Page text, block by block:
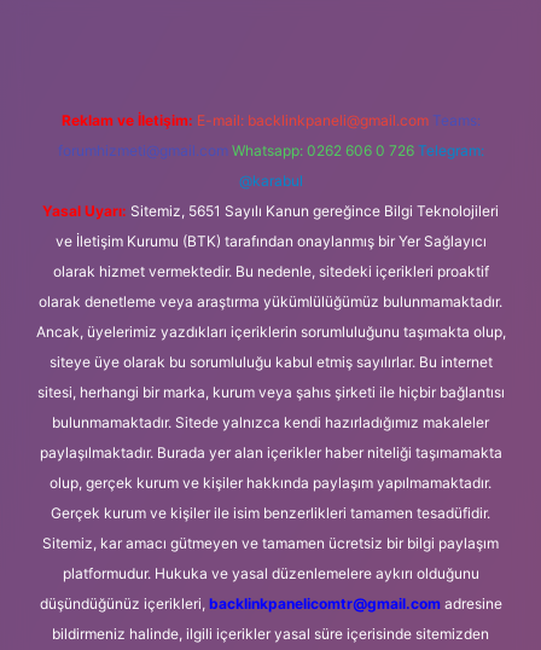
Reklam ve İletişim: E-mail: backlinkpaneli@gmail.com Teams:
forumhizmeti@gmail.com Whatsapp: 0262 606 0 726 Telegram:
@karabul
Yasal Uyarı: Sitemiz, 5651 Sayılı Kanun gereğince Bilgi Teknolojileri
ve İletişim Kurumu (BTK) tarafından onaylanmış bir Yer Sağlayıcı
olarak hizmet vermektedir. Bu nedenle, sitedeki içerikleri proaktif
olarak denetleme veya araştırma yükümlülüğümüz bulunmamaktadır.
Ancak, üyelerimiz yazdıkları içeriklerin sorumluluğunu taşımakta olup,
siteye üye olarak bu sorumluluğu kabul etmiş sayılırlar. Bu internet
sitesi, herhangi bir marka, kurum veya şahıs şirketi ile hiçbir bağlantısı
bulunmamaktadır. Sitede yalnızca kendi hazırladığımız makaleler
paylaşılmaktadır. Burada yer alan içerikler haber niteliği taşımamakta
olup, gerçek kurum ve kişiler hakkında paylaşım yapılmamaktadır.
Gerçek kurum ve kişiler ile isim benzerlikleri tamamen tesadüfidir.
Sitemiz, kar amacı gütmeyen ve tamamen ücretsiz bir bilgi paylaşım
platformudur. Hukuka ve yasal düzenlemelere aykırı olduğunu
düşündüğünüz içerikleri, backlinkpanelicomtr@gmail.comadresine
bildirmeniz halinde, ilgili içerikler yasal süre içerisinde sitemizden